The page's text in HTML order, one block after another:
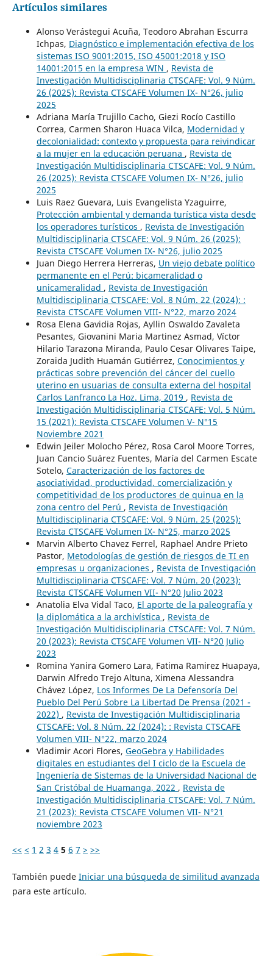
Artículos similares
Alonso Verástegui Acuña, Teodoro Abrahan Escurra
Ichpas, Diagnóstico e implementación efectiva de los
sistemas ISO 9001:2015, ISO 45001:2018 y ISO
14001:2015 en la empresa WIN , Revista de
Investigación Multidisciplinaria CTSCAFE: Vol. 9 Núm.
26 (2025): Revista CTSCAFE Volumen IX- N°26, julio
2025
Adriana María Trujillo Cacho, Giezi Rocío Castillo
Correa, Carmen Sharon Huaca Vilca, Modernidad y
decolonialidad: contexto y propuesta para reivindicar
a la mujer en la educación peruana , Revista de
Investigación Multidisciplinaria CTSCAFE: Vol. 9 Núm.
26 (2025): Revista CTSCAFE Volumen IX- N°26, julio
2025
Luis Raez Guevara, Luis Evangelista Yzaguirre,
Protección ambiental y demanda turística vista desde
los operadores turísticos , Revista de Investigación
Multidisciplinaria CTSCAFE: Vol. 9 Núm. 26 (2025):
Revista CTSCAFE Volumen IX- N°26, julio 2025
Juan Diego Herrera Herreras, Un viejo debate político
permanente en el Perú: bicameralidad o
unicameralidad , Revista de Investigación
Multidisciplinaria CTSCAFE: Vol. 8 Núm. 22 (2024): :
Revista CTSCAFE Volumen VIII- N°22, marzo 2024
Rosa Elena Gavidia Rojas, Ayllin Oswaldo Zavaleta
Pesantes, Giovanini Maria Martinez Asmad, Víctor
Hilario Tarazona Miranda, Paulo Cesar Olivares Taipe,
Zoraida Judith Huamán Gutiérrez, Conocimientos y
prácticas sobre prevención del cáncer del cuello
uterino en usuarias de consulta externa del hospital
Carlos Lanfranco La Hoz. Lima, 2019 , Revista de
Investigación Multidisciplinaria CTSCAFE: Vol. 5 Núm.
15 (2021): Revista CTSCAFE Volumen V- N°15
Noviembre 2021
Edwin Jeiler Molocho Pérez, Rosa Carol Moore Torres,
Juan Cancio Suárez Fuentes, María del Carmen Escate
Sotelo, Caracterización de los factores de
asociatividad, productividad, comercialización y
competitividad de los productores de quinua en la
zona centro del Perú , Revista de Investigación
Multidisciplinaria CTSCAFE: Vol. 9 Núm. 25 (2025):
Revista CTSCAFE Volumen IX- N°25, marzo 2025
Marvin Alberto Chavez Ferrel, Raphael Andre Prieto
Pastor, Metodologías de gestión de riesgos de TI en
empresas u organizaciones , Revista de Investigación
Multidisciplinaria CTSCAFE: Vol. 7 Núm. 20 (2023):
Revista CTSCAFE Volumen VII- N°20 Julio 2023
Anatolia Elva Vidal Taco, El aporte de la paleografía y
la diplomática a la archivística , Revista de
Investigación Multidisciplinaria CTSCAFE: Vol. 7 Núm.
20 (2023): Revista CTSCAFE Volumen VII- N°20 Julio
2023
Romina Yanira Gomero Lara, Fatima Ramirez Huapaya,
Darwin Alfredo Trejo Altuna, Ximena Alessandra
Chávez López, Los Informes De La Defensoría Del
Pueblo Del Perú Sobre La Libertad De Prensa (2021 -
2022) , Revista de Investigación Multidisciplinaria
CTSCAFE: Vol. 8 Núm. 22 (2024): : Revista CTSCAFE
Volumen VIII- N°22, marzo 2024
Vladimir Acori Flores, GeoGebra y Habilidades
digitales en estudiantes del I ciclo de la Escuela de
Ingeniería de Sistemas de la Universidad Nacional de
San Cristóbal de Huamanga, 2022 , Revista de
Investigación Multidisciplinaria CTSCAFE: Vol. 7 Núm.
21 (2023): Revista CTSCAFE Volumen VII- N°21
noviembre 2023
<< < 1 2 3 4 5 6 7 > >>
También puede Iniciar una búsqueda de similitud avanzada
para este artículo.